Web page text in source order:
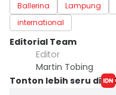
Ballerina Lampung
international
Editorial Team
Editor
Martin Tobing
Tonton lebih seru di